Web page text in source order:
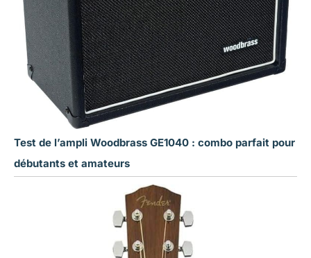
Test de l’ampli Woodbrass GE1040 : combo parfait pour
débutants et amateurs